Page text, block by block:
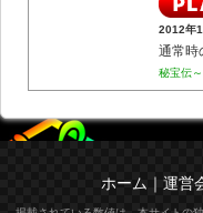
2012年
通常時
秘宝伝
ホーム ｜ 運営